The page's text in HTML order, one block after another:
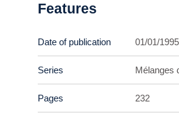
Features
Date of publication 01/01/1995
Series Mélanges
Pages 232